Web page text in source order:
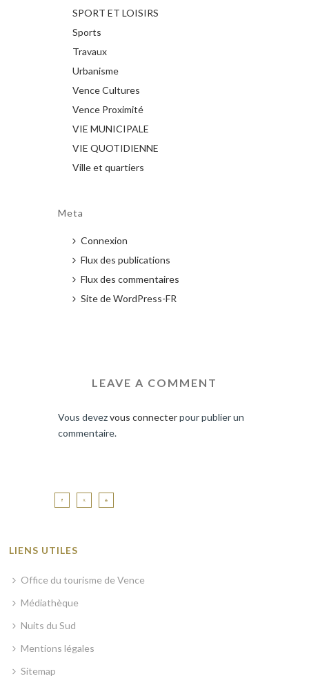
SPORT ET LOISIRS
Sports
Travaux
Urbanisme
Vence Cultures
Vence Proximité
VIE MUNICIPALE
VIE QUOTIDIENNE
Ville et quartiers
Meta
Connexion
Flux des publications
Flux des commentaires
Site de WordPress-FR
LEAVE A COMMENT
Vous devezvous connecterpour publier un
commentaire.
LIENS UTILES
Office du tourisme de Vence
Médiathèque
Nuits du Sud
Mentions légales
Sitemap